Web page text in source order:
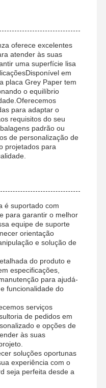
oferece excelentes
atender às suas
uma superfície lisa
em
placa Grey Paper tem
o equilíbrio
para adaptar o
requisitos do seu
padrão ou
de personalização de
projetados para
é suportado com
para garantir o melhor
equipe de suporte
orientação
e solução de
do produto e
especificações,
para ajudá-
funcionalidade do
serviços
de pedidos em
e opções de
às suas
soluções oportunas
experiência com o
seja perfeita desde a